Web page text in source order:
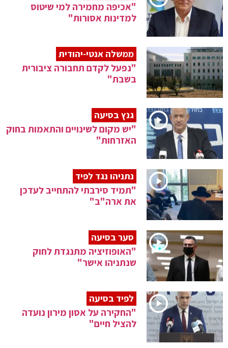
"אכיפה מחמירה למי שיטוס
למדינות אסורות"
ממשלה אנטי-יהודית
"נפעל לקדם תחבורה ציבורית
בשבת"
גנץ בסיעה
"יש מקום לשינויים והתאמות בחוק
האזרחות"
נתניהו נגד לפיד
"תמיד סירבתי להתחייב לעדכן
את ארה"ב"
סער בסיעה
"האופוזיציה מתנגדת לחוק
שנתניהו אישר"
לפיד בסיעה
"החקירה על אסון מירון נועדה
להציל חיים"